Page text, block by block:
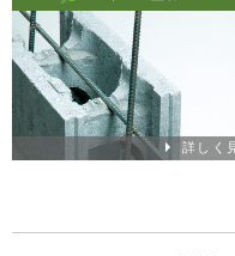
詳しく